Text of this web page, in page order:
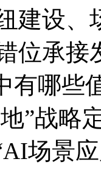
建设、
位承接
有哪些
”战略
场景